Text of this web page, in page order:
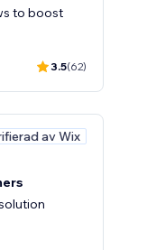
to boost
3.5(62)
av Wix